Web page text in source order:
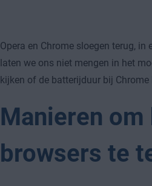
Opera en Chrome sloegen terug,
laten we ons niet mengen in het
kijken of de batterijduur bij
Manieren
browsers te